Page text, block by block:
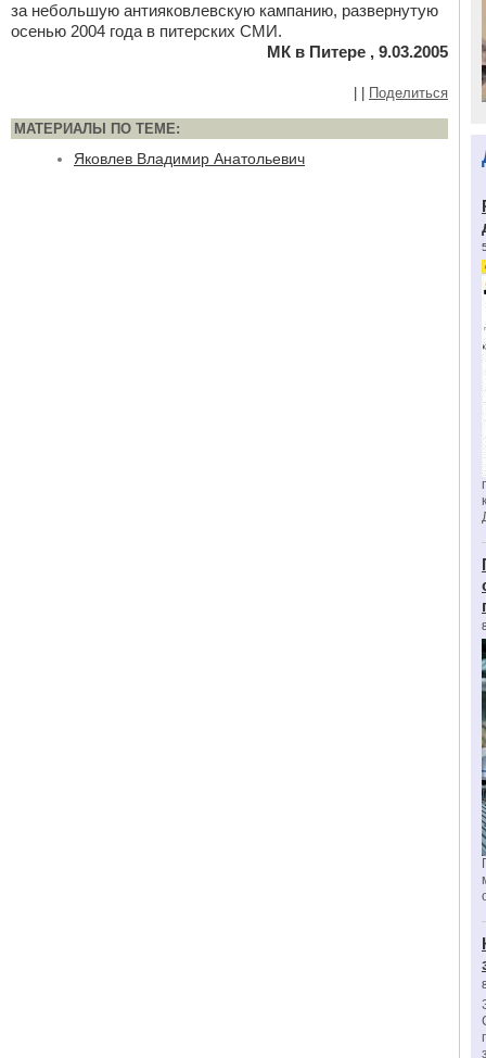
за небольшую антияковлевскую кампанию, развернутую
осенью 2004 года в питерских СМИ.
МК в Питере , 9.03.2005
Поделиться
МАТЕРИАЛЫ ПО ТЕМЕ:
Яковлев Владимир Анатольевич